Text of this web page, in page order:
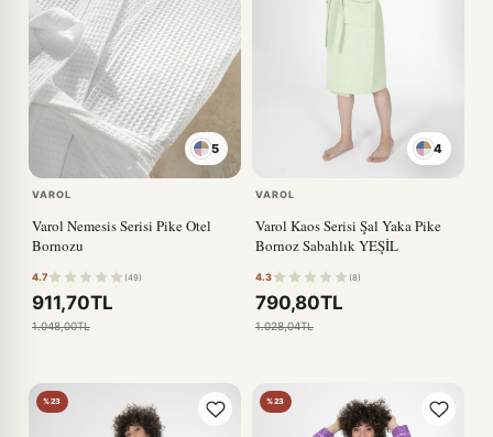
5
VAROL
Varol Nemesis Serisi Pike Otel
Bornozu
4.7 (49)
911,70TL
1.048,00TL
4
PUDRA
VAROL
Varol Kaos Serisi Şal Yaka Pike
Bornoz Sabahlık YEŞİL
4.3 (8)
790,80TL
1.028,04TL
%23 %23